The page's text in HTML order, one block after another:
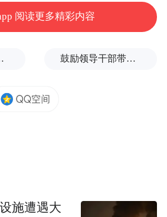
从销售费用和市场策略来
可分为以下几类：
资金进行品牌推广、渠道建
亚迪、上汽集团、吉利汽
阅读更多精彩内容
或由烟头引起 鼓励领导干部带头休假之后又撤回文件，到底什么意思嘛？
施遭遇大